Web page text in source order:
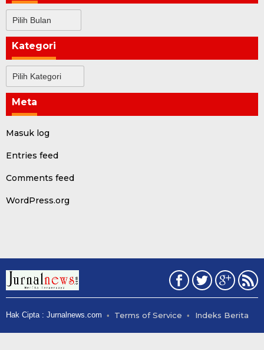
Kategori
Meta
Masuk log
Entries feed
Comments feed
WordPress.org
Hak Cipta : Jurnalnews.com Terms of Service Indeks Berita